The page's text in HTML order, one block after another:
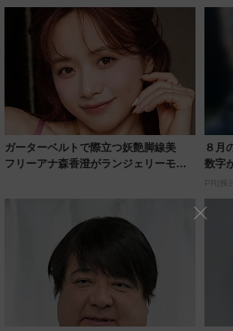
ガーターベルトで際立つ妖艶脚線美
フリーアナ森香澄がランジェリーモデ
８月
数字
PR(株